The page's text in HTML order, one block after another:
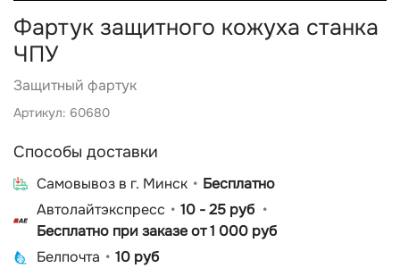
Фартук защитного кожуха станка
ЧПУ
Защитный фартук
Артикул: 60680
Способы доставки
Cамовывоз в г. Минск
Бесплатно
Автолайтэкспресс
10 - 25 руб
Бесплатно при заказе от 1 000 руб
Белпочта
10 руб